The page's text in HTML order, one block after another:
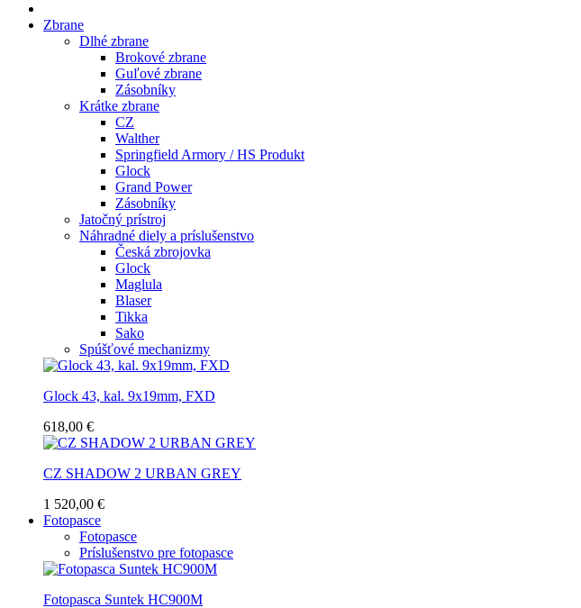
Zbrane
Dlhé zbrane
Brokové zbrane
Guľové zbrane
Zásobníky
Krátke zbrane
CZ
Walther
Springfield Armory / HS Produkt
Glock
Grand Power
Zásobníky
Jatočný prístroj
Náhradné diely a príslušenstvo
Česká zbrojovka
Glock
Maglula
Blaser
Tikka
Sako
Spúšťové mechanizmy
Glock 43, kal. 9x19mm, FXD
618,00 €
CZ SHADOW 2 URBAN GREY
1 520,00 €
Fotopasce
Fotopasce
Príslušenstvo pre fotopasce
Fotopasca Suntek HC900M